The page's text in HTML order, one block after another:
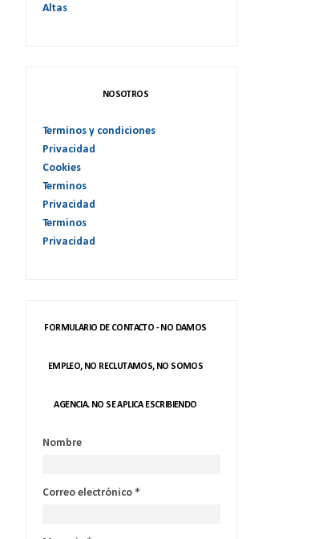
Altas
NOSOTROS
Terminos y condiciones
Privacidad
Cookies
Terminos
Privacidad
Terminos
Privacidad
FORMULARIO DE CONTACTO - NO DAMOS
EMPLEO, NO RECLUTAMOS, NO SOMOS
AGENCIA. NO SE APLICA ESCRIBIENDO
Nombre
Correo electrónico *